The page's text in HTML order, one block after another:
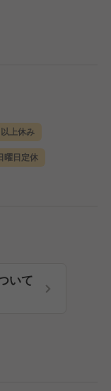
上休み
曜日定休
いて